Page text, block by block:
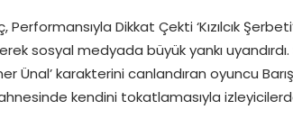
Performansıyla Dikkat Çekti ‘Kızılcık
sosyal medyada büyük yankı
karakterini canlandıran oyuncu Barış
kendini tokatlamasıyla